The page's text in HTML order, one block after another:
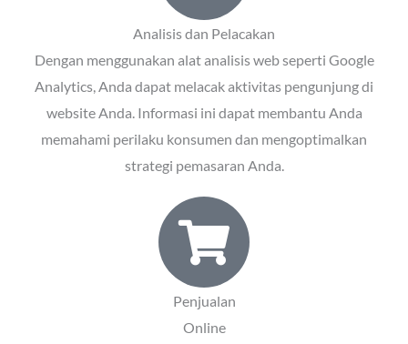
Analisis dan Pelacakan
Dengan menggunakan alat analisis web seperti Google
Analytics, Anda dapat melacak aktivitas pengunjung di
website Anda. Informasi ini dapat membantu Anda
memahami perilaku konsumen dan mengoptimalkan
strategi pemasaran Anda.
Penjualan
Online